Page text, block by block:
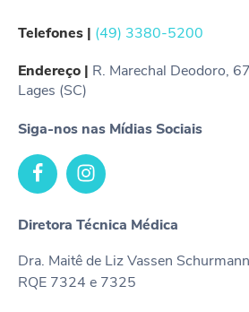
Telefones | (49) 3380-5200
Endereço | R. Marechal Deodoro,
Lages (SC)
Siga-nos nas Mídias Sociais
Diretora Técnica Médica
Dra. Maitê de Liz Vassen
RQE 7324 e 7325